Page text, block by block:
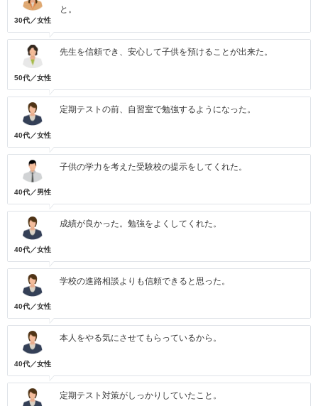
30代／女性
と。
50代／女性
先生を信頼でき、安心して子供を預けることが出来た。
40代／女性
定期テストの前、自習室で勉強するようになった。
40代／男性
子供の学力を考えた受験校の提示をしてくれた。
40代／女性
成績が良かった。勉強をよくしてくれた。
40代／女性
学校の進路相談よりも信頼できると思った。
40代／女性
本人をやる気にさせてもらっているから。
定期テスト対策がしっかりしていたこと。